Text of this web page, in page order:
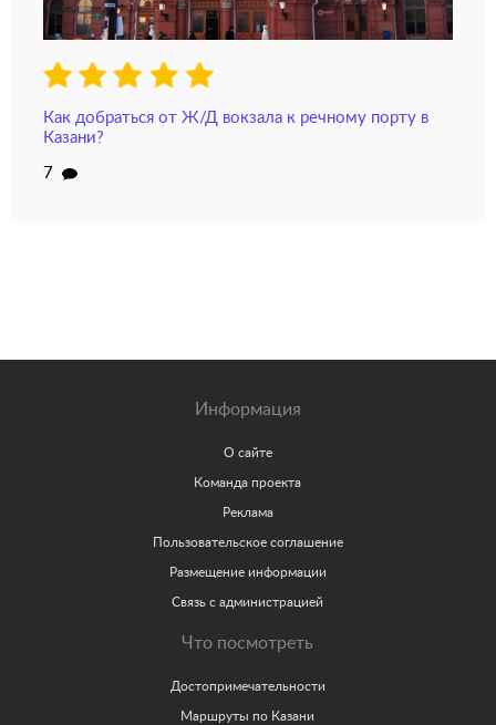
Как добраться от Ж/Д вокзала к речному порту в
Казани?
7
Информация
О сайте
Команда проекта
Реклама
Пользовательское соглашение
Размещение информации
Связь с администрацией
Что посмотреть
Достопримечательности
Маршруты по Казани